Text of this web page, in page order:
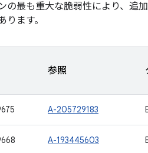
の最も重大な脆弱性により、追
ります。
参照
A-205729183
A-193445603